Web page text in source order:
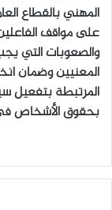
المهني بالقطاع
على مواقف
والصعوبات التي
المعنيين وضمان
المرتبطة بتفعيل
بحقوق الأشخاص